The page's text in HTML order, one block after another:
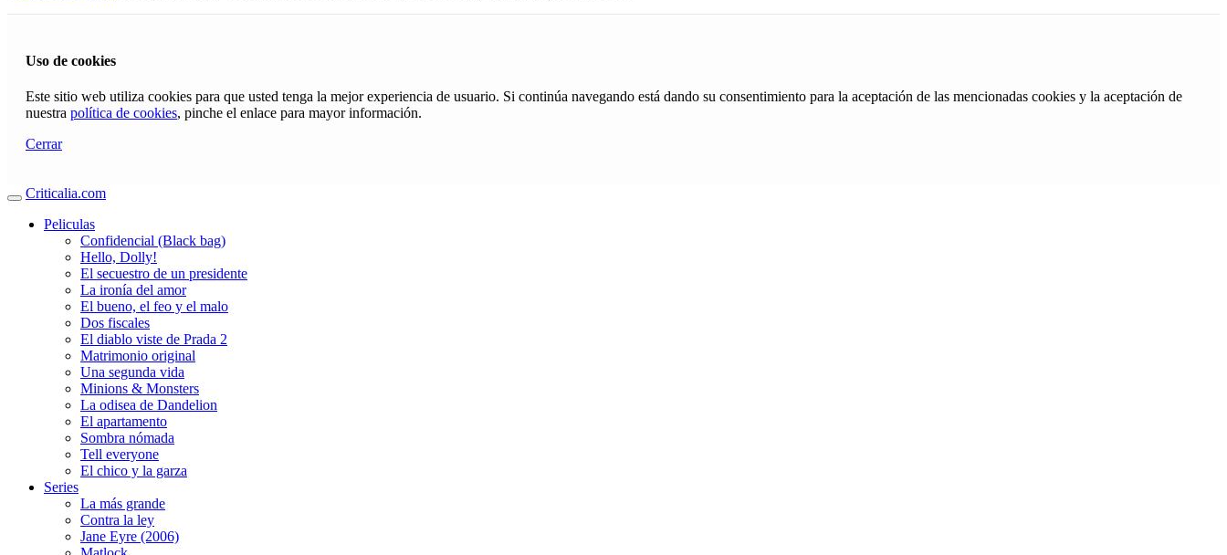
Uso de cookies
Este sitio web utiliza cookies para que usted tenga la mejor experiencia de usuario. Si continúa navegando está dando su consentimiento para la aceptación de las mencionadas cookies y la aceptación de
nuestra política de cookies, pinche el enlace para mayor información.
Cerrar
Criticalia.com
Peliculas
Confidencial (Black bag)
Hello, Dolly!
El secuestro de un presidente
La ironía del amor
El bueno, el feo y el malo
Dos fiscales
El diablo viste de Prada 2
Matrimonio original
Una segunda vida
Minions & Monsters
La odisea de Dandelion
El apartamento
Sombra nómada
Tell everyone
El chico y la garza
Series
La más grande
Contra la ley
Jane Eyre (2006)